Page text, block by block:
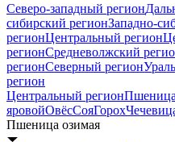
Северо-западный регион
сибирский регионЗападно-
регионЦентральный регион
регионСредневолжский
регионСеверный регион
регион
Центральный регионПшеница
яровойОвёсСояГорох
Пшеница озимая